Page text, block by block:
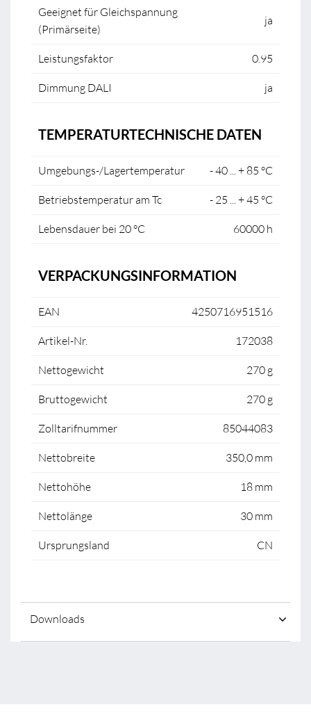
Geeignet für Gleichspannung
(Primärseite)
ja
Leistungsfaktor 0.95
Dimmung DALI ja
TEMPERATURTECHNISCHE DATEN
Umgebungs-/Lagertemperatur - 40 ... + 85 °C
Betriebstemperatur am Tc - 25 ... + 45 °C
Lebensdauer bei 20 °C 60000 h
VERPACKUNGSINFORMATION
EAN 4250716951516
Artikel-Nr. 172038
Nettogewicht 270 g
Bruttogewicht 270 g
Zolltarifnummer 85044083
Nettobreite 350,0 mm
Nettohöhe 18 mm
Nettolänge 30 mm
Ursprungsland CN
Downloads